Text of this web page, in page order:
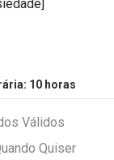
10 horas
Válidos
Quiser